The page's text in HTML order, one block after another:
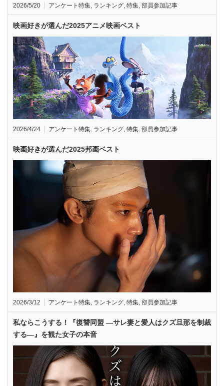
2026/5/20 アンケート特集 ランキング 特集 部員参加記事
映画好きが選んだ2025アニメ映画ベスト
2026/4/24 アンケート特集, ランキング, 特集, 部員参加記事
映画好きが選んだ2025邦画ベスト
2026/3/12 アンケート特集, ランキング, 特集, 部員参加記事
私ならこうする！『復讐同盟 —サレ妻と愛人はクズ旦那を制裁
する—』を観た女子の本音